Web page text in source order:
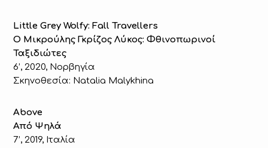
Little Grey Wolfy: Fall Travellers
Ο Μικρούλης Γκρίζος Λύκος: Φθινοπωρινοί
Ταξιδιώτες
6’, 2020, Νορβηγία
Σκηνοθεσία: Natalia Malykhina
Above
Από Ψηλά
7’, 2019, Ιταλία